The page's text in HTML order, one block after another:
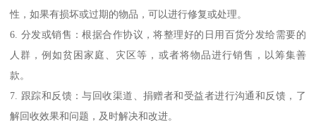
性，如果有损坏或过期的物品，可以进行修复或处理。
6. 分发或销售：根据合作协议，将整理好的日用百货分发给需要的
人群，例如贫困家庭、灾区等，或者将物品进行销售，以筹集善
款。
7. 跟踪和反馈：与回收渠道、捐赠者和受益者进行沟通和反馈，了
解回收效果和问题，及时解决和改进。